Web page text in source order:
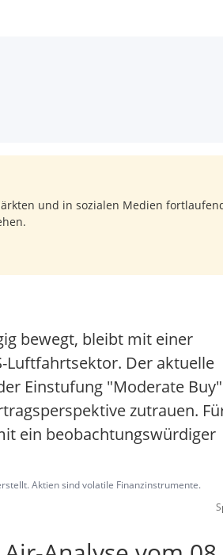
und in sozialen Medien
bewegt, bleibt mit einer
Luftfahrtsektor. Der aktuelle
Einstufung "Moderate Buy"
zutrauen.
ein beobachtungswürdiger
Aktien sind volatile Finanzinstrumente.